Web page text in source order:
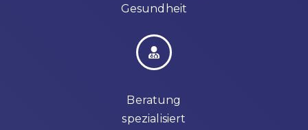
Gesundheit
Beratung
spezialisiert